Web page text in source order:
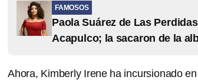
FAMOSOS
Paola Suárez de Las
Acapulco; la sacaron de la
Ahora, Kimberly Irene ha incursionado